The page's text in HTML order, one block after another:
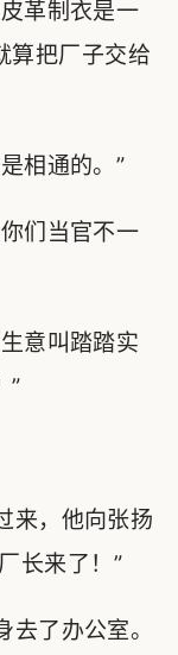
革制衣是一
算把厂子交给
相通的。”
们当官不一
意叫踏踏实
”
来，他向张扬
长来了！”
了办公室。